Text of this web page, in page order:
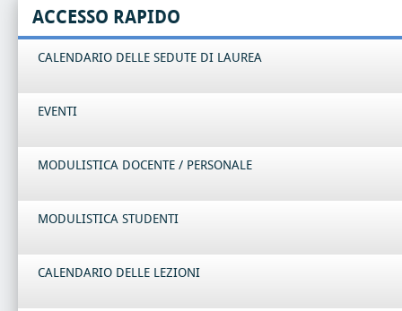
ACCESSO RAPIDO
CALENDARIO DELLE SEDUTE DI LAUREA
EVENTI
MODULISTICA DOCENTE / PERSONALE
MODULISTICA STUDENTI
CALENDARIO DELLE LEZIONI